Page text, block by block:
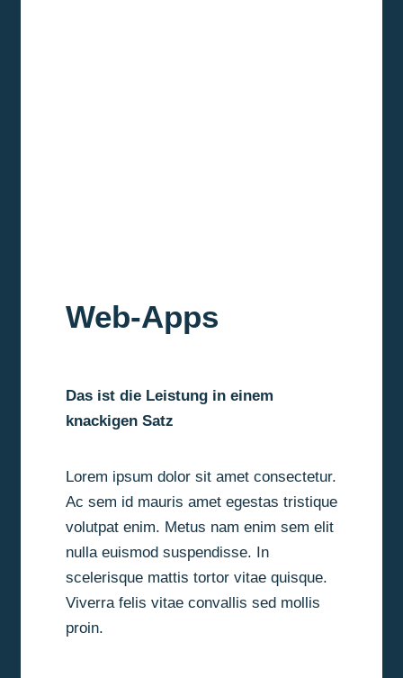
Web-Apps
Das ist die Leistung in einem
knackigen Satz
Lorem ipsum dolor sit amet consectetur.
Ac sem id mauris amet egestas tristique
volutpat enim. Metus nam enim sem elit
nulla euismod suspendisse. In
scelerisque mattis tortor vitae quisque.
Viverra felis vitae convallis sed mollis
proin.